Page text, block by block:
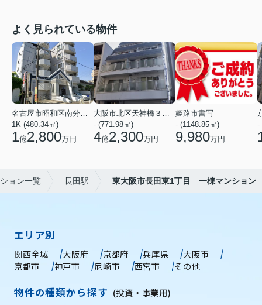
よく見られている物件
1K (480.34㎡)
1億2,800万円
- (771.98㎡)
4億2,300万円
姫路市書写
- (1148.85㎡)
9,980万円
-
ョン一覧 長田駅 東大阪市長田東1丁目 一棟マンション
エリア別
関西全域 大阪府 京都府 兵庫県
大阪市
京都市
神戸市 尼崎市 西宮市 その他
物件の種類から探す (投資・事業用)